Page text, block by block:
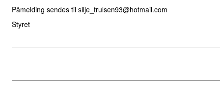
Påmelding sendes til silje_trulsen93@hotmail.com
Styret